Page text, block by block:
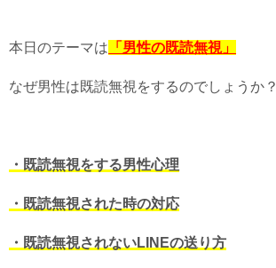
本日のテーマは 「男性の既読無視」
なぜ男性は既読無視をするのでしょうか？
・既読無視をする男性心理
・既読無視された時の対応
・既読無視されないLINEの送り方